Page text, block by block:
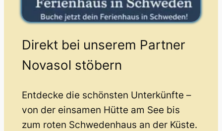
Direkt bei unserem Partner
Novasol stöbern
Entdecke die schönsten Unterkünfte –
von der einsamen Hütte am See bis
zum roten Schwedenhaus an der Küste.